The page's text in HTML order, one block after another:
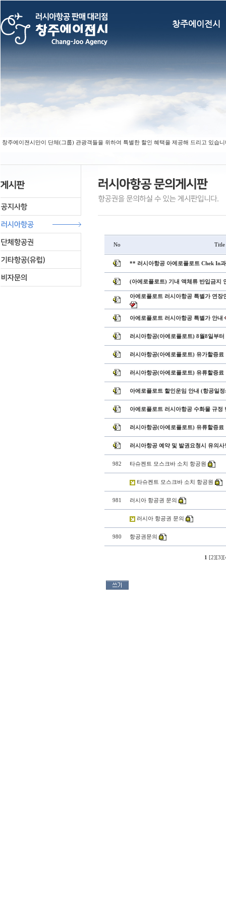
창주에이전시
에이젼시만이 단체(그룹) 관광객들을 위하여 특별한 할인 혜택을 제공해 드리고 있습
No Title
** 러시아항공 아에로플로트 Chek In
(아에로플로트) 기내 액체류 반입금지
아에로플로트 러시아항공 특별가 연장
아에로플로트 러시아항공 특별가 안내
러시아항공(아에로플로트) 8월8일부터
러시아항공(아에로플로트) 유가할증료
러시아항공(아에로플로트) 유류할증
아에로플로트 할인운임 안내 (항공일
아에로플로트 러시아항공 수화물 규정
러시아항공(아에로플로트) 유류할증료
러시아항공 예약 및 발권요청시 유의사
982 타슈켄트 모스크바 소치 항공원
타슈켄트 모스크바 소치 항공원
981 러시아 항공권 문의
러시아 항공권 문의
980 항공권문의
1 [2][3][